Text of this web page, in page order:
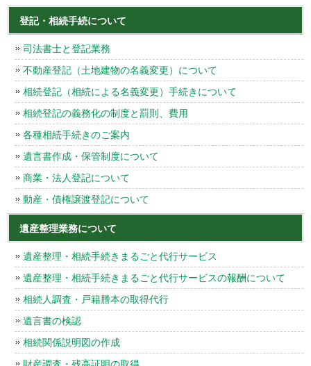
登記・相続手続について
司法書士と登記業務
不動産登記（土地建物の名義変更）について
相続登記（相続による名義変更）手続きについて
相続登記の義務化の制度と罰則、費用
各種相続手続きのご案内
遺言書作成・保管制度について
商業・法人登記について
動産・債権譲渡登記について
遺産整理業務について
遺産整理・相続手続きまるごと代行サービス
遺産整理・相続手続きまるごと代行サービスの報酬について
相続人調査・戸籍謄本の取得代行
遺言書の検認
相続関係説明図の作成
財産調査・残高証明の取得